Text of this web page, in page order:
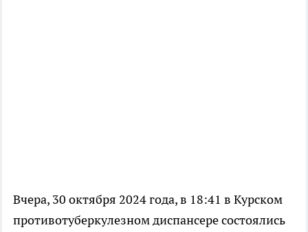
Вчера, 30 октября 2024 года, в 18:41 в Курском
противотуберкулезном диспансере состоялись